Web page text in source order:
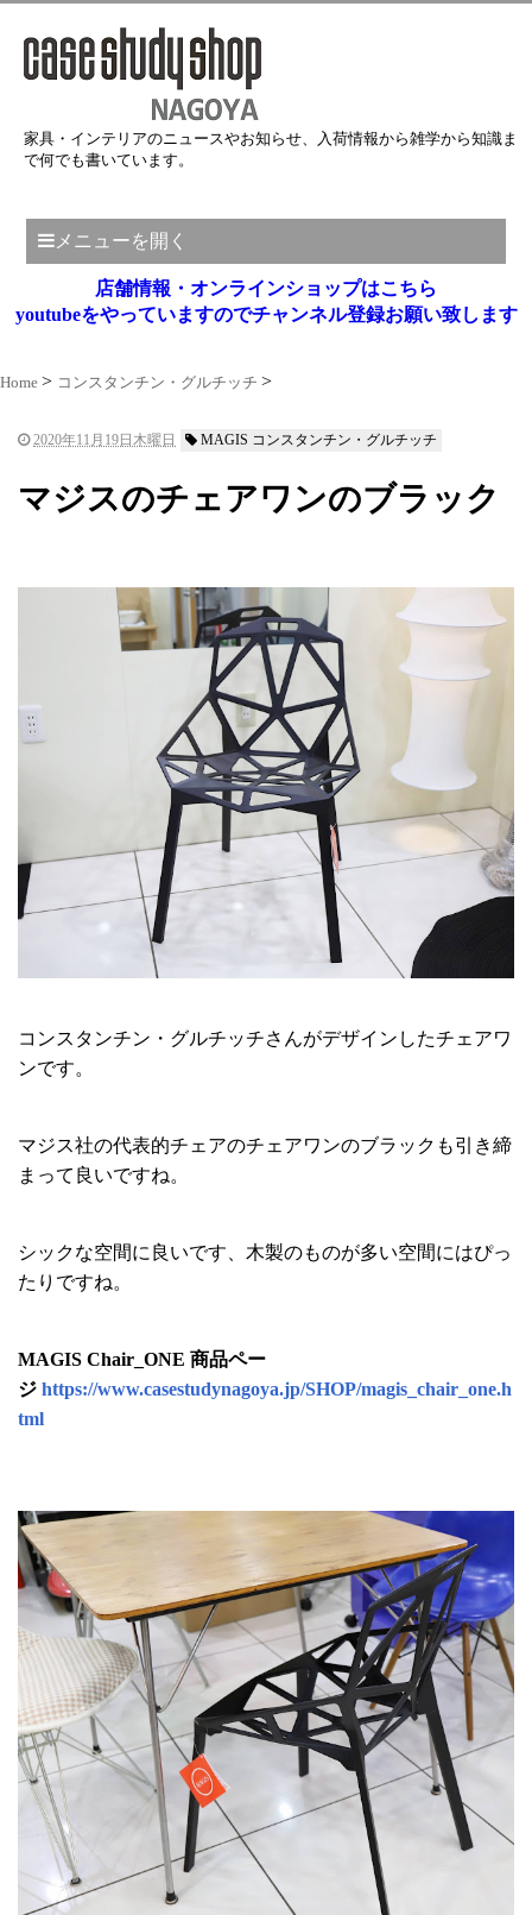
家具・インテリアのニュースやお知らせ、入荷情報から雑学から知識ま
で何でも書いています。
メニューを開く
店舗情報・オンラインショップはこちら
youtubeをやっていますのでチャンネル登録お願い致します
Home コンスタンチン・グルチッチ
2020年11月19日木曜日 MAGIS コンスタンチン・グルチッチ
マジスのチェアワンのブラック
コンスタンチン・グルチッチさんがデザインしたチェアワ
ンです。
マジス社の代表的チェアのチェアワンのブラックも引き締
まって良いですね。
シックな空間に良いです、木製のものが多い空間にはぴっ
たりですね。
MAGIS Chair_ONE 商品ペー
ジ https://www.casestudynagoya.jp/SHOP/magis_chair_one.h
tml